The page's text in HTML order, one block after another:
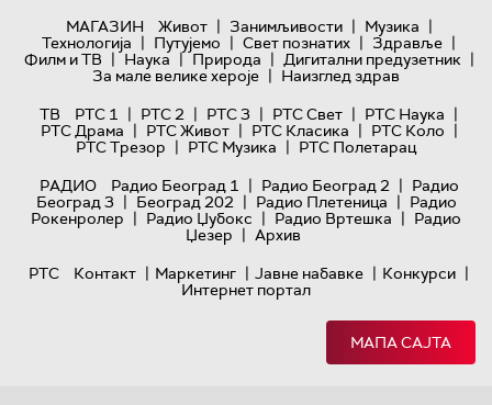
МАГАЗИН
Живот | Занимљивости | Музика |
Технологијa | Путујемо | Свет познатих | Здравље |
Филм и ТВ | Наука | Природа | Дигитални предузетник |
За мале велике хероје | Наизглед здрав
ТВ
РТС 1 | РТС 2 | РТС 3 | РТС Свет | РТС Наука |
РТС Драма | РТС Живот | РТС Класика | РТС Коло |
РТС Трезор | РТС Музика | РТС Полетарац
РАДИО
Радио Београд 1 | Радио Београд 2 | Радио
Београд 3 | Београд 202 | Радио Плетеница | Радио
Рокенролер | Радио Џубокс | Радио Вртешка | Радио
Џезер | Архив
РТС
Контакт | Маркетинг | Јавне набавке | Конкурси |
Интернет портал
МАПА САЈТА